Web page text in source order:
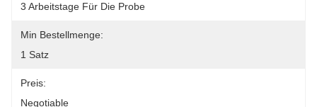
3 Arbeitstage Für Die Probe
Min Bestellmenge:
1 Satz
Preis:
Negotiable